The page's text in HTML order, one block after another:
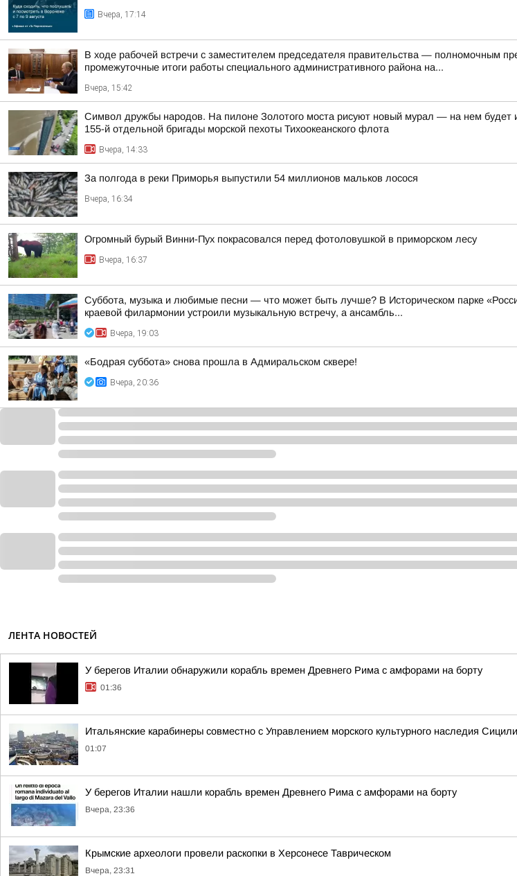
Вчера, 17:14
В ходе рабочей встречи с заместителем председателя правительства — полномочным
промежуточные итоги работы специального административного района на...
Вчера, 15:42
Символ дружбы народов. На пилоне Золотого моста рисуют новый мурал — на нем будет
155-й отдельной бригады морской пехоты Тихоокеанского флота
Вчера, 14:33
За полгода в реки Приморья выпустили 54 миллионов мальков лосося
Вчера, 16:34
Огромный бурый Винни-Пух покрасовался перед фотоловушкой в приморском лесу
Вчера, 16:37
Суббота, музыка и любимые песни — что может быть лучше? В Историческом парке
краевой филармонии устроили музыкальную встречу, а ансамбль...
Вчера, 19:03
«Бодрая суббота» снова прошла в Адмиральском сквере!
Вчера, 20:36
ЛЕНТА НОВОСТЕЙ
У берегов Италии обнаружили корабль времен Древнего Рима с амфорами на борту
01:36
Итальянские карабинеры совместно с Управлением морского культурного наследия
01:07
У берегов Италии нашли корабль времен Древнего Рима с амфорами на борту
Вчера, 23:36
Крымские археологи провели раскопки в Херсонесе Таврическом
Вчера, 23:31